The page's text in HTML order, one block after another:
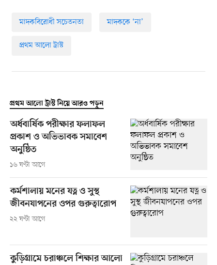
মাদকবিরোধী সচেতনতা মাদককে ‘না’
প্রথম আলো ট্রাস্ট
প্রথম আলো ট্রাস্ট নিয়ে আরও পড়ুন
অর্ধবার্ষিক পরীক্ষার ফলাফল
প্রকাশ ও অভিভাবক সমাবেশ
অনুষ্ঠিত
১৬ ঘণ্টা আগে
কর্মশালায় মনের যত্ন ও সুস্থ
জীবনযাপনের ওপর গুরুত্বারোপ
২২ ঘণ্টা আগে
কুড়িগ্রামে চরাঞ্চলে শিক্ষার আলো